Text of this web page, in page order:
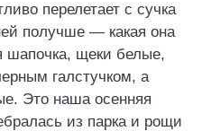
перелетает с сучка
получше — какая она
шапочка, щеки белые,
галстучком, а
Это наша осенняя
из парка и рощи